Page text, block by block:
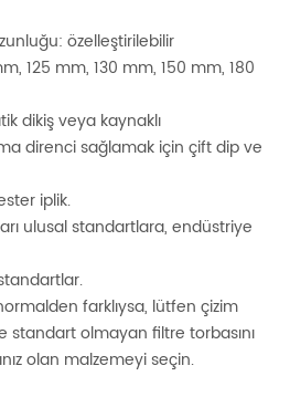
özelleştirilebilir
125 mm, 130 mm, 150 mm, 180
dikiş veya kaynaklı
direnci sağlamak için çift dip ve
iplik.
ulusal standartlara, endüstriye
farklıysa, lütfen çizim
standart olmayan filtre torbasını
olan malzemeyi seçin.